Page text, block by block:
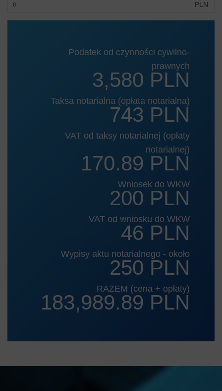
PLN
Podatek od czynności cywilno-
prawnych
3,580 PLN
Taksa notarialna (opłata notarialna)
743 PLN
VAT od taksy notarialnej (opłaty
notarialnej)
170.89 PLN
Wniosek do WKW
200 PLN
VAT od wniosku do WKW
46 PLN
Wypisy aktu notarialnego - około
250 PLN
RAZEM (cena + opłaty)
183,989.89 PLN